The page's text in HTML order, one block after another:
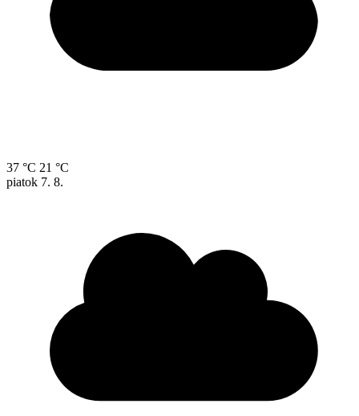
37 °C 21 °C
piatok 7. 8.